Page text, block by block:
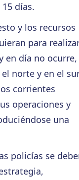
días.
y los recursos
para
en día no ocurre,
norte y en el
corrientes
operaciones y
una
policías se